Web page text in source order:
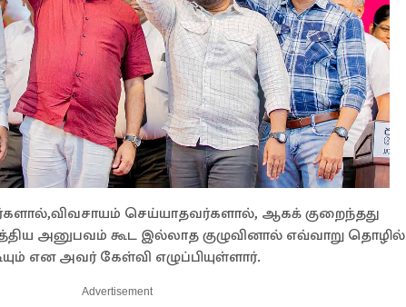
செய்யாதவர்களால், ஆகக் குறைந்தது
அனுபவம் கூட இல்லாத குழுவினால் எவ்வாறு தொழில்
என அவர் கேள்வி எழுப்பியுள்ளார்.
Advertisement